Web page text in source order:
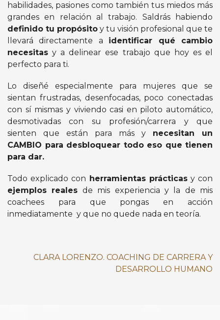
habilidades, pasiones como también tus miedos más
grandes en relación al trabajo. Saldrás habiendo
definido tu propósito y tu visión profesional que te
llevará directamente a identificar qué cambio
necesitas y a delinear ese trabajo que hoy es el
perfecto para ti.
Lo diseñé especialmente para mujeres que se
sientan frustradas, desenfocadas, poco conectadas
con sí mismas y viviendo casi en piloto automático,
desmotivadas con su profesión/carrera y que
sienten que están para más y necesitan un
CAMBIO para desbloquear todo eso que tienen
para dar.
Todo explicado con herramientas prácticasy con
ejemplos reales de mis experiencia y la de mis
coachees para que pongas en acción
inmediatamente y que no quede nada en teoría.
CLARA LORENZO. COACHING DE CARRERA Y
DESARROLLO HUMANO